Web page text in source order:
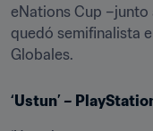
eNations Cup –junto
quedó semifinalista
Globales.
‘Ustun’ –